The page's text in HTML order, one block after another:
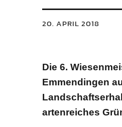
20. APRIL 2018
Die 6.
Emmendingen
artenreiches